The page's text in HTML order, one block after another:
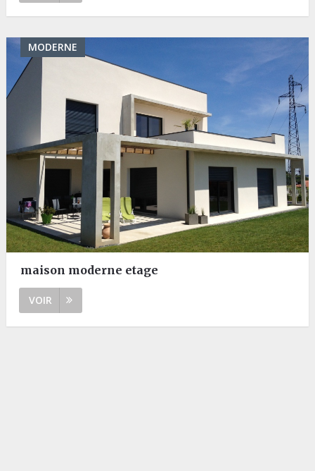
MODERNE
maison moderne etage
VOIR